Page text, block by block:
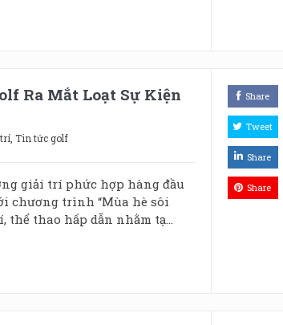
Ra Mắt Loạt Sự Kiện
, Tin tức golf
giải trí phức hợp hàng đầu
chương trình “Mùa hè sôi
thao hấp dẫn nhằm tạ...
Share
Tweet
Share
Share